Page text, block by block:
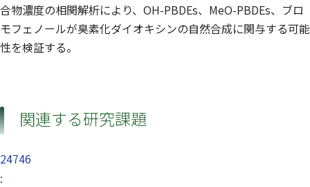
合物濃度の相関解析により、OH-PBDEs、MeO-PBDEs、ブロ
モフェノールが臭素化ダイオキシンの自然合成に関与する可能
性を検証する。
関連する研究課題
24746
: